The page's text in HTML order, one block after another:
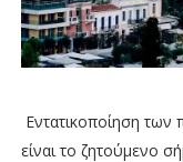
Εντατικοποίηση
είναι το ζητούµενο